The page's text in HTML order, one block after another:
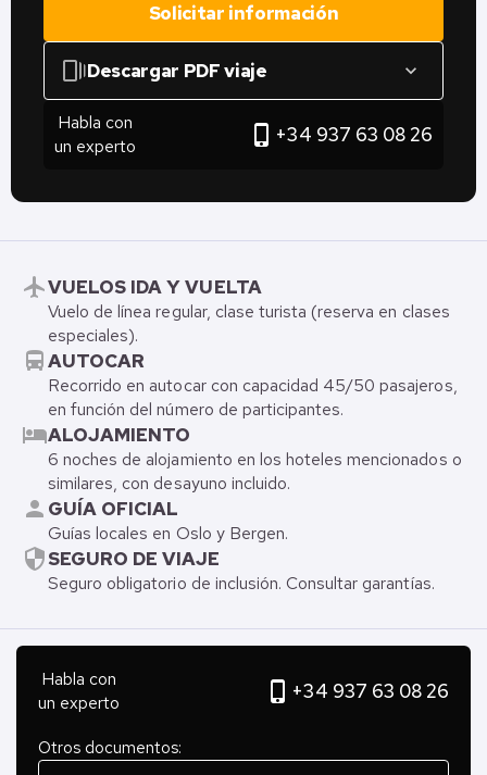
Solicitar información
web_storiesDescargar PDF viaje expand_more
Habla con
un experto
phone_iphone +34 937 63 08 26
flightVUELOS IDA Y VUELTA
Vuelo de línea regular, clase turista (reserva en clases
especiales).
directions_busAUTOCAR
Recorrido en autocar con capacidad 45/50 pasajeros,
en función del número de participantes.
hotelALOJAMIENTO
6 noches de alojamiento en los hoteles mencionados o
similares, con desayuno incluido.
person GUÍA OFICIAL
Guías locales en Oslo y Bergen.
securitySEGURO DE VIAJE
Seguro obligatorio de inclusión. Consultar garantías.
Habla con
un experto
phone_iphone +34 937 63 08 26
Otros documentos: